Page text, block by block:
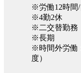
※労働12時間/
※4勤2休
※二交替勤務
※長期
※時間外労働
度）